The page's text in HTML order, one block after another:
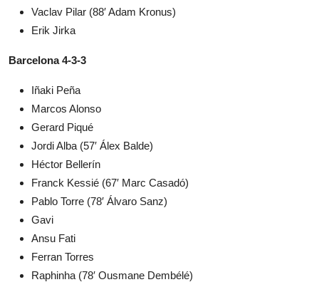
Vaclav Pilar (88′ Adam Kronus)
Erik Jirka
Barcelona 4-3-3
Iñaki Peña
Marcos Alonso
Gerard Piqué
Jordi Alba (57′ Álex Balde)
Héctor Bellerín
Franck Kessié (67′ Marc Casadó)
Pablo Torre (78′ Álvaro Sanz)
Gavi
Ansu Fati
Ferran Torres
Raphinha (78′ Ousmane Dembélé)